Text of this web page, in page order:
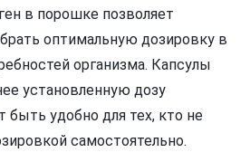
в порошке позволяет
оптимальную дозировку в
организма. Капсулы
установленную дозу
быть удобно для тех, кто не
самостоятельно.